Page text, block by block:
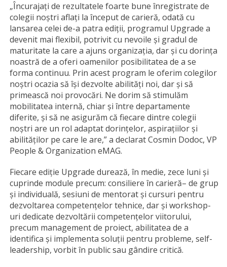
„Încurajați de rezultatele foarte bune înregistrate de
colegii noștri aflați la început de carieră, odată cu
lansarea celei de-a patra ediții, programul Upgrade a
devenit mai flexibil, potrivit cu nevoile și gradul de
maturitate la care a ajuns organizația, dar și cu dorința
noastră de a oferi oamenilor posibilitatea de a se
forma continuu. Prin acest program le oferim colegilor
noștri ocazia să își dezvolte abilități noi, dar și să
primească noi provocări. Ne dorim să stimulăm
mobilitatea internă, chiar și între departamente
diferite, și să ne asigurăm că fiecare dintre colegii
noștri are un rol adaptat dorințelor, aspirațiilor și
abilităților pe care le are,” a declarat Cosmin Dodoc, VP
People & Organization eMAG.
Fiecare ediție Upgrade durează, în medie, zece luni și
cuprinde module precum: consiliere în carieră– de grup
și individuală, sesiuni de mentorat și cursuri pentru
dezvoltarea competențelor tehnice, dar și workshop-
uri dedicate dezvoltării competențelor viitorului,
precum management de proiect, abilitatea de a
identifica și implementa soluții pentru probleme, self-
leadership, vorbit în public sau gândire critică.